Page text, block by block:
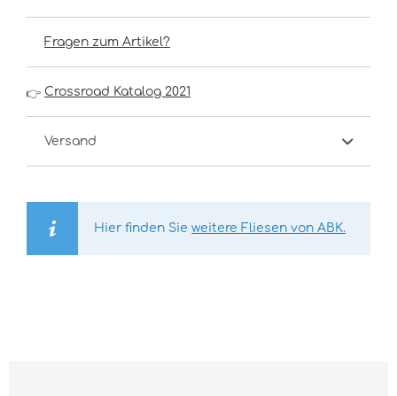
Fragen zum Artikel?
👉 Crossroad Katalog 2021
Versand
Hier finden Sieweitere Fliesen von ABK.